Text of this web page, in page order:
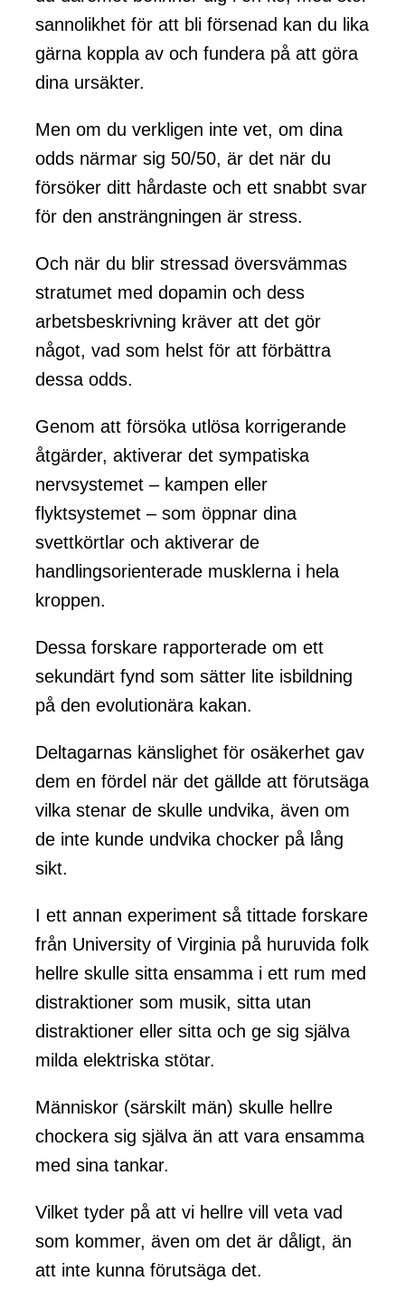
sannolikhet för att bli försenad kan du lika
gärna koppla av och fundera på att göra
dina ursäkter.
Men om du verkligen inte vet, om dina
odds närmar sig 50/50, är det när du
försöker ditt hårdaste och ett snabbt svar
för den ansträngningen är stress.
Och när du blir stressad översvämmas
stratumet med dopamin och dess
arbetsbeskrivning kräver att det gör
något, vad som helst för att förbättra
dessa odds.
Genom att försöka utlösa korrigerande
åtgärder, aktiverar det sympatiska
nervsystemet – kampen eller
flyktsystemet – som öppnar dina
svettkörtlar och aktiverar de
handlingsorienterade musklerna i hela
kroppen.
Dessa forskare rapporterade om ett
sekundärt fynd som sätter lite isbildning
på den evolutionära kakan.
Deltagarnas känslighet för osäkerhet gav
dem en fördel när det gällde att förutsäga
vilka stenar de skulle undvika, även om
de inte kunde undvika chocker på lång
sikt.
I ett annan experiment så tittade forskare
från University of Virginia på huruvida folk
hellre skulle sitta ensamma i ett rum med
distraktioner som musik, sitta utan
distraktioner eller sitta och ge sig själva
milda elektriska stötar.
Människor (särskilt män) skulle hellre
chockera sig själva än att vara ensamma
med sina tankar.
Vilket tyder på att vi hellre vill veta vad
som kommer, även om det är dåligt, än
att inte kunna förutsäga det.